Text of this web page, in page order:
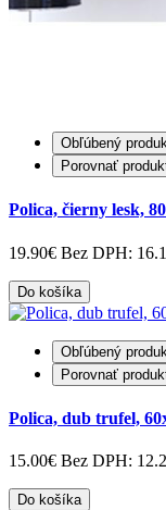
Obľúbený
Porovnať
Polica, čierny lesk,
19.90€ Bez DPH:
Do košíka
Obľúbený
Porovnať
Polica, dub trufel,
15.00€ Bez DPH:
Do košíka